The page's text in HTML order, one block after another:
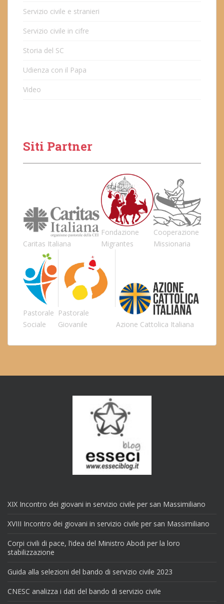
Servizio civile e stranieri
Servizio civile in cifre
Storia del SC
Udienza con il Papa
Video
Siti Partner
Caritas Italiana
Fondazione
Migrantes
Cooperazione
Missionaria
Pastorale
Sociale
Pastorale
Giovanile
Azione Cattolica Italiana
XIX Incontro dei giovani in servizio civile per san Massimiliano
XVIII Incontro dei giovani in servizio civile per san Massimiliano
Corpi civili di pace, l’idea del Ministro Abodi per la loro
stabilizzazione
Guida alla selezioni del bando di servizio civile 2023
CNESC analizza i dati del bando di servizio civile